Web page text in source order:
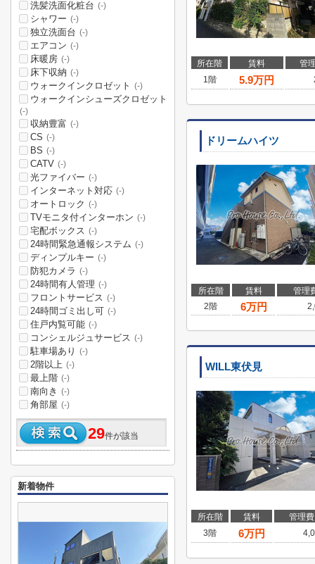
所在階 賃料
管
1階
5.9万円
ドリームハイツ
所在階 賃料
管理
2階
6万円
WILL東伏見
所在階 賃料
管理
3階
6万円
洗髪洗面化粧台 (-)
シャワー (-)
独立洗面台 (-)
エアコン (-)
床暖房 (-)
床下収納 (-)
ウォークインクロゼット (-)
ウォークインシューズクロゼット
(-)
収納豊富 (-)
CS (-)
BS (-)
CATV (-)
光ファイバー (-)
インターネット対応 (-)
オートロック (-)
TVモニタ付インターホン (-)
宅配ボックス (-)
24時間緊急通報システム (-)
ディンプルキー (-)
防犯カメラ (-)
24時間有人管理 (-)
フロントサービス (-)
24時間ゴミ出し可 (-)
住戸内覧可能 (-)
コンシェルジュサービス (-)
駐車場あり (-)
2階以上 (-)
最上階 (-)
南向き (-)
角部屋 (-)
29件が該当
新着物件